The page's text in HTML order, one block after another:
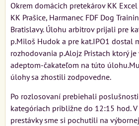
Okrem domácich pretekárov KK
KK Prašice, Harmanec FDF Dog
Bratislavy. Úlohu arbitrov prijali pre
p.Miloš Hudok a pre kat.IPO1 dostal
rozhodovania p.Alojz Pristach ktorý je
adeptom-čakateľom na túto
úlohy sa zhostili zodpovedne.
Po rozlosovaní prebiehali
kategóriach približne do 12:15 hod.
prestávky sme si pochutili na